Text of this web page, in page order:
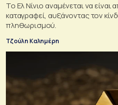
Το Ελ Νίνιο αναμένεται να
καταγραφεί, αυξάνοντας τον
πληθωρισμού.
Τζούλη Καλημέρη